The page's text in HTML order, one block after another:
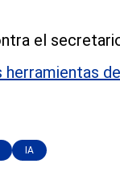
el
herramientas
IA